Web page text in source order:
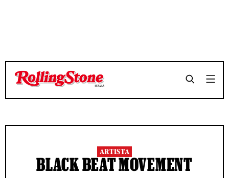
ARTISTA
BLACK BEAT MOVEMENT